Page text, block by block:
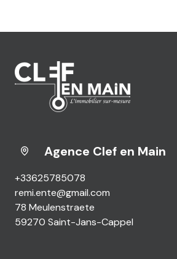
Agence Clef en Main
+33625785078
remi.ente@gmail.com
78 Meulenstraete
59270 Saint-Jans-Cappel